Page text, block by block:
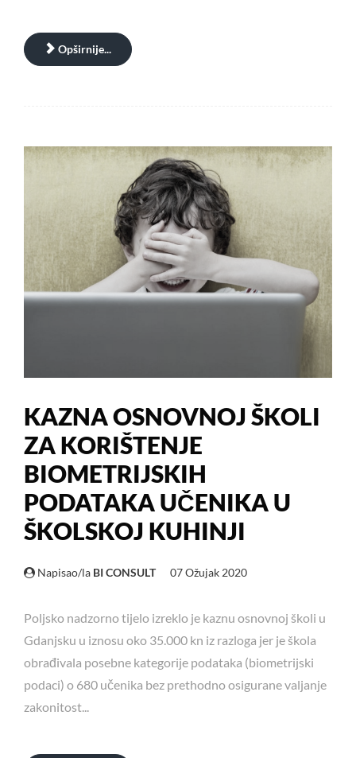
Opširnije...
KAZNA OSNOVNOJ ŠKOLI
ZA KORIŠTENJE
BIOMETRIJSKIH
PODATAKA UČENIKA U
ŠKOLSKOJ KUHINJI
Napisao/la BI CONSULT 07 Ožujak 2020
Poljsko nadzorno tijelo izreklo je kaznu osnovnoj školi u
Gdanjsku u iznosu oko 35.000 kn iz razloga jer je škola
obrađivala posebne kategorije podataka (biometrijski
podaci) o 680 učenika bez prethodno osigurane valjanje
zakonitost...